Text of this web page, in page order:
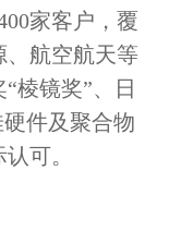
家客户，覆
、航空航天等
棱镜奖”、日
件及聚合物
可。